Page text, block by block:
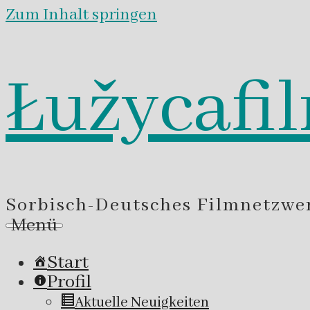
Zum Inhalt springen
Sorbisch-Deutsches
Menü
Start
Profil
Aktuelle Neuigkeiten